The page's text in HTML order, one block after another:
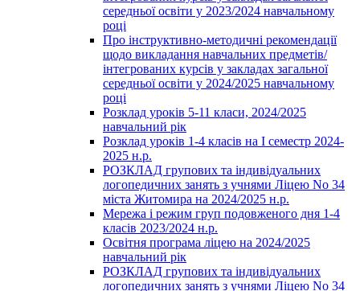
середньої освіти у 2023/2024 навчальному
році
Про інструктивно-методичні рекомендації
щодо викладання навчальних предметів/
інтегрованих курсів у закладах загальної
середньої освіти у 2024/2025 навчальному
році
Розклад уроків 5-11 класи, 2024/2025
навчальний рік
Розклад уроків 1-4 класів на І семестр 2024-
2025 н.р.
РОЗКЛАД групових та індивідуальних
логопедичних занять з учнями Ліцею No 34
міста Житомира на 2024/2025 н.р.
Мережа і режим груп подовженого дня 1-4
класів 2023/2024 н.р.
Освітня програма ліцею на 2024/2025
навчальний рік
РОЗКЛАД групових та індивідуальних
логопедичних занять з учнями Ліцею No 34